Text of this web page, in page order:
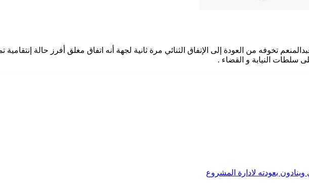
تخوفه من العودة إلى الإتفاق الثنائي مرة ثانية لجهة أنه اتفاق مغلق أفرز حالة إنتقامية
سلطات النيابة و القضاء .
بعودته لادارة المشروع